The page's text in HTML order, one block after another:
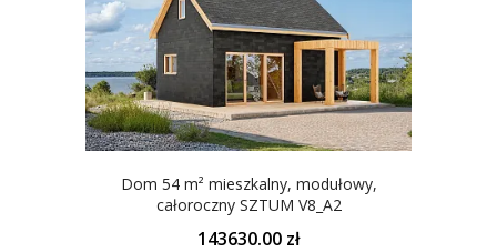
Dom 54 m² mieszkalny, modułowy,
całoroczny SZTUM V8_A2
143630.00 zł